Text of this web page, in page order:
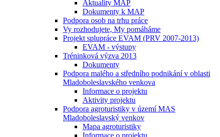
Aktuality MAP
Dokumenty k MAP
Podpora osob na trhu práce
Vy rozhodujete, My pomáháme
Projekt splupráce EVAM (PRV 2007-2013)
EVAM - výstupy
Tréninková výzva 2013
Dokumenty
Podpora malého a středního podnikání v oblasti
Mladoboleslavského venkova
Informace o projektu
Aktivity projektu
Podpora agroturistiky v území MAS
Mladoboleslavský venkov
Mapa agroturistiky
Informace o projektu